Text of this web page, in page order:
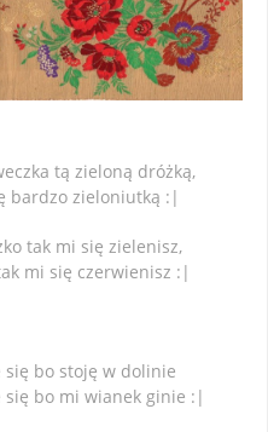
tą zieloną dróżką,
bardzo zieloniutką :|
tak mi się zielenisz,
mi się czerwienisz :|
bo stoję w dolinie
się bo mi wianek ginie :|